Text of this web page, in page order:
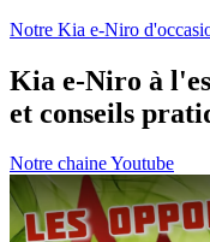
Notre Kia e-Niro
Kia e-Niro à
et conseils
Notre chaine Youtube